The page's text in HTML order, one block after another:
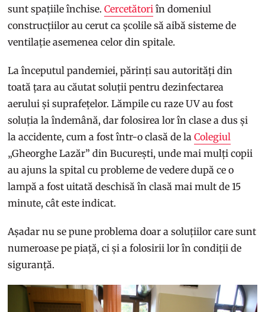
sunt spațiile închise.Cercetători în domeniul
construcțiilor au cerut ca școlile să aibă sisteme de
ventilație asemenea celor din spitale.
La începutul pandemiei, părinți sau autorități din
toată țara au căutat soluții pentru dezinfectarea
aerului și suprafețelor. Lămpile cu raze UV au fost
soluția la îndemână, dar folosirea lor în clase a dus și
la accidente, cum a fost într-o clasă de laColegiul
„Gheorghe Lazăr” din București, unde mai mulți copii
au ajuns la spital cu probleme de vedere după ce o
lampă a fost uitată deschisă în clasă mai mult de 15
minute, cât este indicat.
Așadar nu se pune problema doar a soluțiilor care sunt
numeroase pe piață, ci și a folosirii lor în condiții de
siguranță.